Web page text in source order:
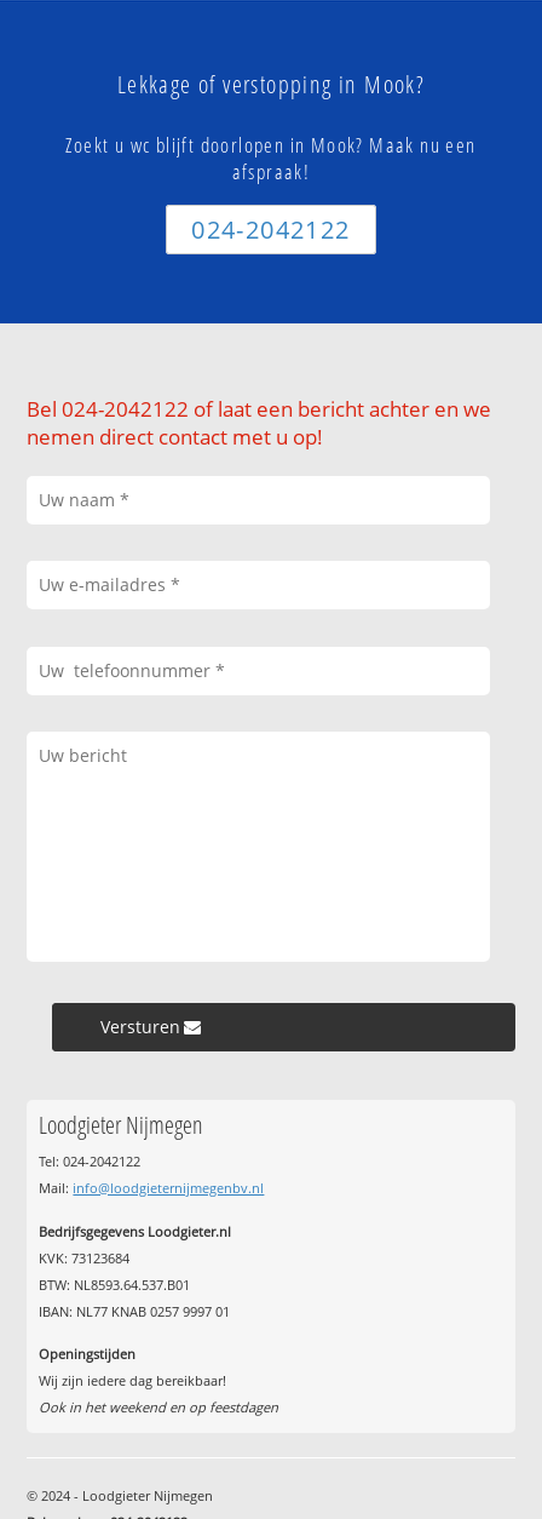
Lekkage of verstopping in Mook?
Zoekt u wc blijft doorlopen in Mook? Maak nu een
afspraak!
024-2042122
Bel 024-2042122 of laat een bericht achter en we
nemen direct contact met u op!
Versturen »
Loodgieter Nijmegen
Tel: 024-2042122
Mail: info@loodgieternijmegenbv.nl
Bedrijfsgegevens Loodgieter.nl
KVK: 73123684
BTW: NL8593.64.537.B01
IBAN: NL77 KNAB 0257 9997 01
Openingstijden
Wij zijn iedere dag bereikbaar!
Ook in het weekend en op feestdagen
© 2024 - Loodgieter Nijmegen